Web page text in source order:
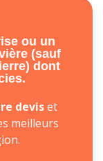
ou un
(sauf
dont
deviset
meilleurs